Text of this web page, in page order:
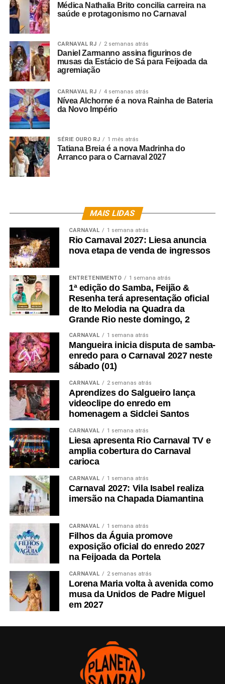
Médica Nathalia Brito concilia carreira na
saúde e protagonismo no Carnaval
CARNAVAL RJ 2 semanas atrás
Daniel Zarmanno assina figurinos de
musas da Estácio de Sá para Feijoada da
agremiação
CARNAVAL RJ 4 semanas atrás
Nívea Alchorne é a nova Rainha de Bateria
da Novo Império
SÉRIE OURO RJ 1 mês atrás
Tatiana Breia é a nova Madrinha do
Arranco para o Carnaval 2027
MAIS LIDAS
CARNAVAL 1 semana atrás
Rio Carnaval 2027: Liesa anuncia
nova etapa de venda de ingressos
ENTRETENIMENTO 1 semana atrás
1ª edição do Samba, Feijão &
Resenha terá apresentação oficial
de Ito Melodia na Quadra da
Grande Rio neste domingo, 2
CARNAVAL 1 semana atrás
Mangueira inicia disputa de samba-
enredo para o Carnaval 2027 neste
sábado (01)
CARNAVAL 2 semanas atrás
Aprendizes do Salgueiro lança
videoclipe do enredo em
homenagem a Sidclei Santos
CARNAVAL 1 semana atrás
Liesa apresenta Rio Carnaval TV e
amplia cobertura do Carnaval
carioca
CARNAVAL 1 semana atrás
Carnaval 2027: Vila Isabel realiza
imersão na Chapada Diamantina
CARNAVAL 1 semana atrás
Filhos da Águia promove
exposição oficial do enredo 2027
na Feijoada da Portela
CARNAVAL 2 semanas atrás
Lorena Maria volta à avenida como
musa da Unidos de Padre Miguel
em 2027